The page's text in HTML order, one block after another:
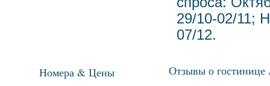
29/10-02/11;
07/12.
Номера & Цены Отзывы о